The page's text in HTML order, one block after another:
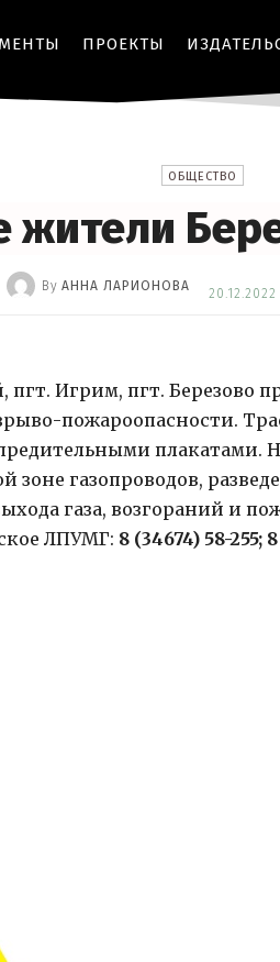
ПРОЕКТЫ
ОБЩЕСТВО
By АННА ЛАРИОНОВА 20.12.2022
Игрим, пгт. Березово
пожароопасности.
плакатами.
зоне газопроводов,
газа, возгораний и
ЛПУМГ: 8 (34674) 58-255;